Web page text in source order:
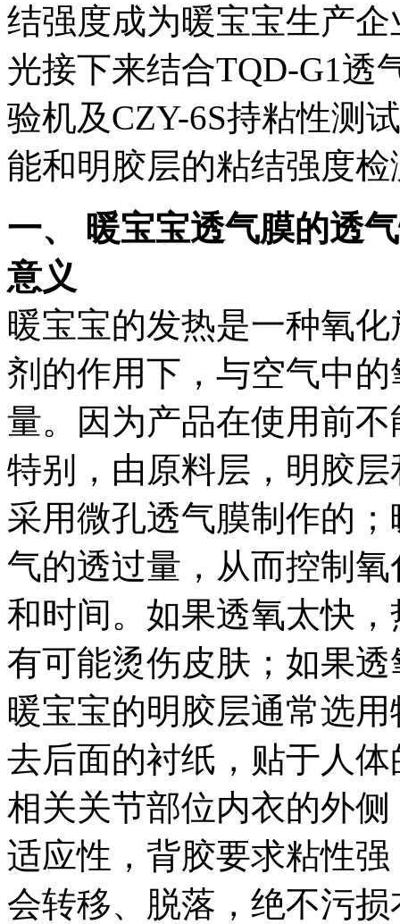
结强度成为暖宝宝生产
光接下来结合TQD-G1透
验机及CZY-6S持粘性测
能和明胶层的粘结强度
一、 暖宝宝透气膜的透
意义
暖宝宝的发热是一种氧
剂的作用下，与空气中
量。因为产品在使用前
特别，由原料层，明胶
采用微孔透气膜制作的
气的透过量，从而控制
和时间。如果透氧太快
有可能烫伤皮肤；如果
暖宝宝的明胶层通常选
去后面的衬纸，贴于人
相关关节部位内衣的外
适应性，背胶要求粘性
会转移、脱落，绝不污